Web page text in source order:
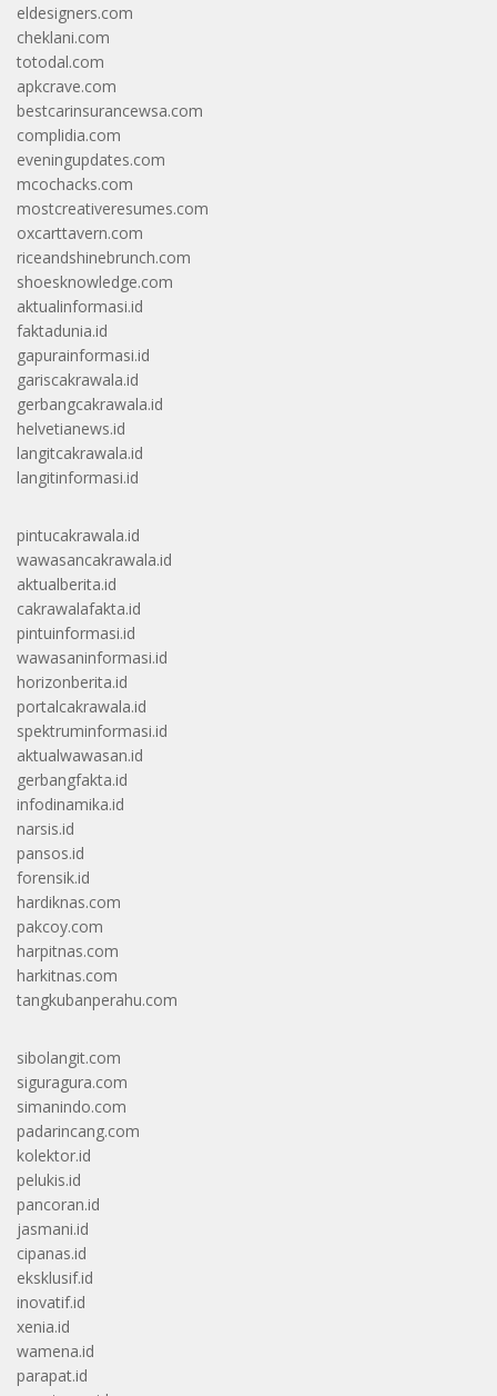
eldesigners.com
cheklani.com
totodal.com
apkcrave.com
bestcarinsurancewsa.com
complidia.com
eveningupdates.com
mcochacks.com
mostcreativeresumes.com
oxcarttavern.com
riceandshinebrunch.com
shoesknowledge.com
aktualinformasi.id
faktadunia.id
gapurainformasi.id
gariscakrawala.id
gerbangcakrawala.id
helvetianews.id
langitcakrawala.id
langitinformasi.id
pintucakrawala.id
wawasancakrawala.id
aktualberita.id
cakrawalafakta.id
pintuinformasi.id
wawasaninformasi.id
horizonberita.id
portalcakrawala.id
spektruminformasi.id
aktualwawasan.id
gerbangfakta.id
infodinamika.id
narsis.id
pansos.id
forensik.id
hardiknas.com
pakcoy.com
harpitnas.com
harkitnas.com
tangkubanperahu.com
sibolangit.com
siguragura.com
simanindo.com
padarincang.com
kolektor.id
pelukis.id
pancoran.id
jasmani.id
cipanas.id
eksklusif.id
inovatif.id
xenia.id
wamena.id
parapat.id